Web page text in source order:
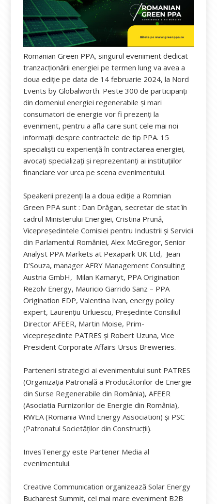
Romanian Green PPA, singurul eveniment dedicat
tranzacționării energiei pe termen lung va avea a
doua ediție pe data de 14 februarie 2024, la Nord
Events by Globalworth. Peste 300 de participanți
din domeniul energiei regenerabile și mari
consumatori de energie vor fi prezenți la
eveniment, pentru a afla care sunt cele mai noi
informații despre contractele de tip PPA. 15
specialiști cu experiență în contractarea energiei,
avocați specializați și reprezentanți ai instituțiilor
financiare vor urca pe scena evenimentului.
Speakerii prezenți la a doua ediție a Romnian
Green PPA sunt : Dan Drăgan, secretar de stat în
cadrul Ministerului Energiei, Cristina Prună,
Vicepreședintele Comisiei pentru Industrii și Servicii
din Parlamentul României, Alex McGregor, Senior
Analyst PPA Markets at Pexapark UK Ltd, Jean
D’Souza, manager AFRY Management Consulting
Austria GmbH, Milan Kamaryt, PPA Origination
Rezolv Energy, Mauricio Garrido Sanz – PPA
Origination EDP, Valentina Ivan, energy policy
expert, Laurențiu Urluescu, Președinte Consiliul
Director AFEER, Martin Moise, Prim-
vicepreședinte PATRES și Robert Uzuna, Vice
President Corporate Affairs Ursus Breweries.
Partenerii strategici ai evenimentului sunt PATRES
(Organizaţia Patronală a Producătorilor de Energie
din Surse Regenerabile din România), AFEER
(Asociatia Furnizorilor de Energie din România),
RWEA (Romania Wind Energy Association) și PSC
(Patronatul Societăților din Construcții).
InvesTenergy este Partener Media al
evenimentului.
Creative Communication organizează Solar Energy
Bucharest Summit, cel mai mare eveniment B2B